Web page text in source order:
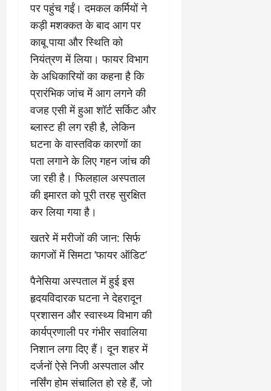
पर पहुंच गईं। दमकल कर्मियों ने
कड़ी मशक्कत के बाद आग पर
काबू पाया और स्थिति को
नियंत्रण में लिया। फायर विभाग
के अधिकारियों का कहना है कि
प्रारंभिक जांच में आग लगने की
वजह एसी में हुआ शॉर्ट सर्किट और
ब्लास्ट ही लग रही है, लेकिन
घटना के वास्तविक कारणों का
पता लगाने के लिए गहन जांच की
जा रही है। फिलहाल अस्पताल
की इमारत को पूरी तरह सुरक्षित
कर लिया गया है।
​खतरे में मरीजों की जान: सिर्फ
कागजों में सिमटा ‘फायर ऑडिट’
​पैनेसिया अस्पताल में हुई इस
हृदयविदारक घटना ने देहरादून
प्रशासन और स्वास्थ्य विभाग की
कार्यप्रणाली पर गंभीर सवालिया
निशान लगा दिए हैं। दून शहर में
दर्जनों ऐसे निजी अस्पताल और
नर्सिंग होम संचालित हो रहे हैं, जो